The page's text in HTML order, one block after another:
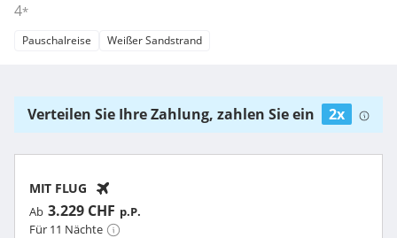
4*
Pauschalreise Weißer Sandstrand
Verteilen Sie Ihre Zahlung, zahlen Sie ein 2x
MIT FLUG
Ab 3.229 CHF p.P.
Für 11 Nächte